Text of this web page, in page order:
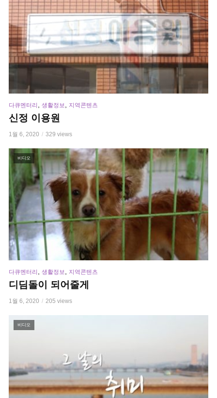
다큐멘터리 생활정보 지역콘텐츠
신정 이용원
1월 6, 2020 329 views
비디오
다큐멘터리 생활정보 지역콘텐츠
디딤돌이 되어줄게
1월 6, 2020 205 views
비디오